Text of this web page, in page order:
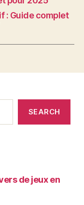
: Guide complet
SEARCH
de jeux en